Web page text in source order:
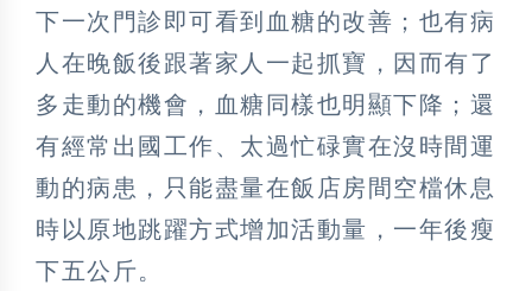
下一次門診即可看到血糖的改善；也有病
人在晚飯後跟著家人一起抓寶，因而有了
多走動的機會，血糖同樣也明顯下降；還
有經常出國工作、太過忙碌實在沒時間運
動的病患，只能盡量在飯店房間空檔休息
時以原地跳躍方式增加活動量，一年後瘦
下五公斤。